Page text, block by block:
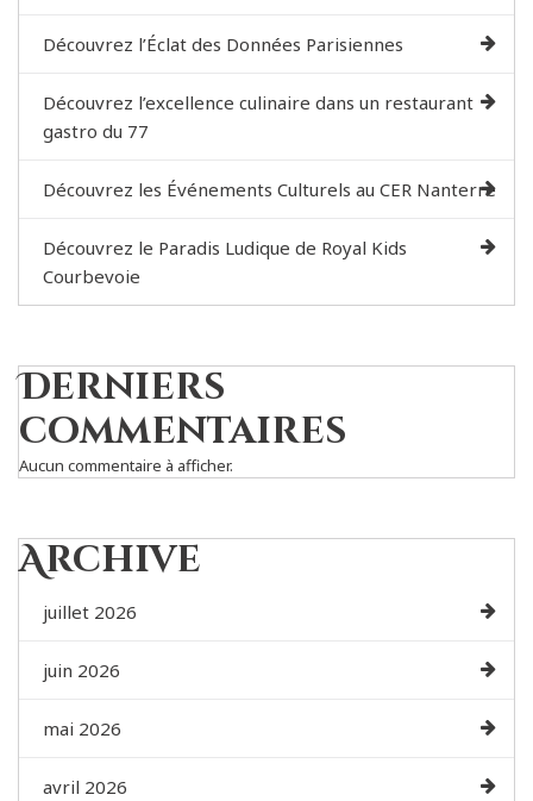
Découvrez l’Éclat des Données Parisiennes
Découvrez l’excellence culinaire dans un restaurant
gastro du 77
Découvrez les Événements Culturels au CER Nanterre
Découvrez le Paradis Ludique de Royal Kids
Courbevoie
Derniers
commentaires
Aucun commentaire à afficher.
Archive
juillet 2026
juin 2026
mai 2026
avril 2026